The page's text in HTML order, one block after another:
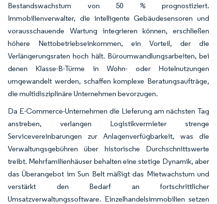
Bestandswachstum von 50 % prognostiziert.
Immobilienverwalter, die intelligente Gebäudesensoren und
vorausschauende Wartung integrieren können, erschließen
höhere Nettobetriebseinkommen, ein Vorteil, der die
Verlängerungsraten hoch hält. Büroumwandlungsarbeiten, bei
denen Klasse-B-Türme in Wohn- oder Hotelnutzungen
umgewandelt werden, schaffen komplexe Beratungsaufträge,
die multidisziplinäre Unternehmen bevorzugen.
Da E-Commerce-Unternehmen die Lieferung am nächsten Tag
anstreben, verlangen Logistikvermieter strenge
Servicevereinbarungen zur Anlagenverfügbarkeit, was die
Verwaltungsgebühren über historische Durchschnittswerte
treibt. Mehrfamilienhäuser behalten eine stetige Dynamik, aber
das Überangebot im Sun Belt mäßigt das Mietwachstum und
verstärkt den Bedarf an fortschrittlicher
Umsatzverwaltungssoftware. Einzelhandelsimmobilien setzen